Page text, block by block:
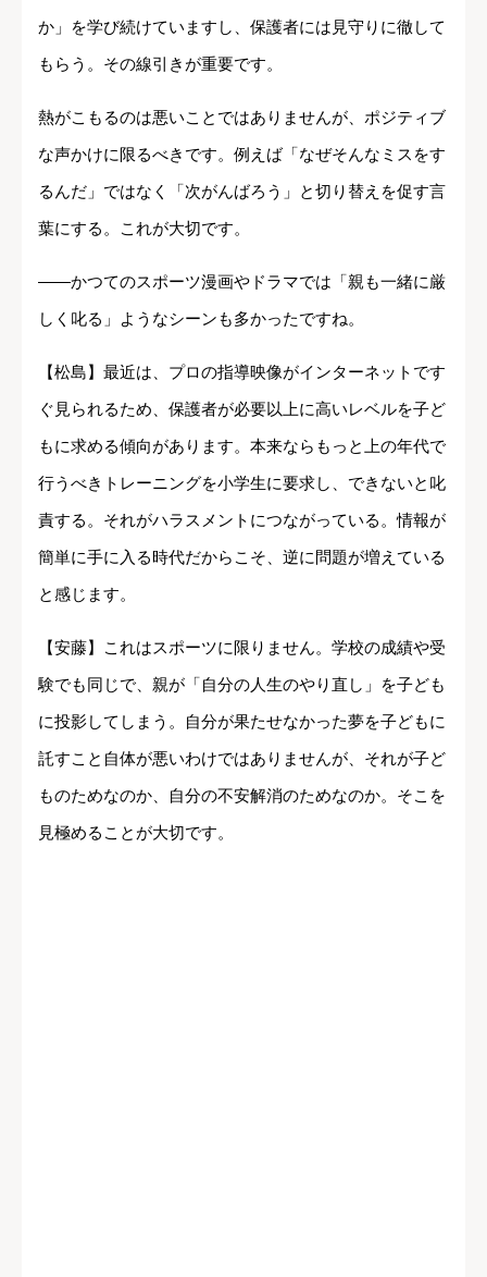
か」を学び続けていますし、保護者には見守りに徹して
もらう。その線引きが重要です。
熱がこもるのは悪いことではありませんが、ポジティブ
な声かけに限るべきです。例えば「なぜそんなミスをす
るんだ」ではなく「次がんばろう」と切り替えを促す言
葉にする。これが大切です。
――かつてのスポーツ漫画やドラマでは「親も一緒に厳
しく叱る」ようなシーンも多かったですね。
【松島】最近は、プロの指導映像がインターネットです
ぐ見られるため、保護者が必要以上に高いレベルを子ど
もに求める傾向があります。本来ならもっと上の年代で
行うべきトレーニングを小学生に要求し、できないと叱
責する。それがハラスメントにつながっている。情報が
簡単に手に入る時代だからこそ、逆に問題が増えている
と感じます。
【安藤】これはスポーツに限りません。学校の成績や受
験でも同じで、親が「自分の人生のやり直し」を子ども
に投影してしまう。自分が果たせなかった夢を子どもに
託すこと自体が悪いわけではありませんが、それが子ど
ものためなのか、自分の不安解消のためなのか。そこを
見極めることが大切です。